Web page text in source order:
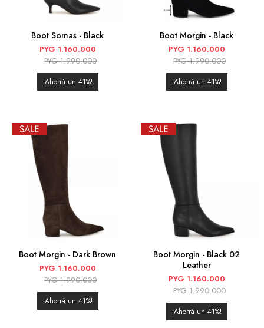
Boot Somas - Black
PYG 1.160.000
PYG 1.990.000
41
Boot Morgin - Black
PYG 1.160.000
PYG 1.990.000
41
Boot Morgin - Dark Brown
PYG 1.160.000
PYG 1.990.000
41
Boot Morgin - Black 02
Leather
PYG 1.160.000
PYG 1.990.000
41